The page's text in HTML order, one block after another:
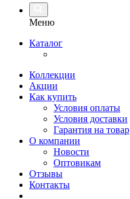
Меню
Каталог
Коллекции
Акции
Как купить
Условия оплаты
Условия доставки
Гарантия на товар
О компании
Новости
Оптовикам
Отзывы
Контакты